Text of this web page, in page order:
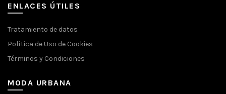
ENLACES ÚTILES
Tratamiento de datos
Política de Uso de Cookies
Términos y Condiciones
MODA URBANA